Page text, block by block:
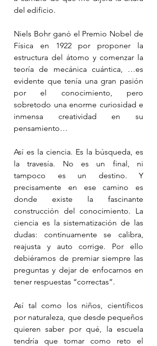
del edificio.
Niels Bohr ganó el Premio Nobel de
Física en 1922 por proponer la
estructura del átomo y comenzar la
teoría de mecánica cuántica, …es
evidente que tenía una gran pasión
por el conocimiento, pero
sobretodo una enorme curiosidad e
inmensa creatividad en su
pensamiento…
Así es la ciencia. Es la búsqueda, es
la travesía. No es un final, ni
tampoco es un destino. Y
precisamente en ese camino es
donde existe la fascinante
construcción del conocimiento. La
ciencia es la sistematización de las
dudas: continuamente se calibra,
reajusta y auto corrige. Por ello
debiéramos de premiar siempre las
preguntas y dejar de enfocarnos en
tener respuestas “correctas”.
Así tal como los niños, científicos
por naturaleza, que desde pequeños
quieren saber por qué, la escuela
tendría que tomar como reto el